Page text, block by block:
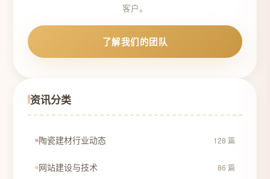
客户。
了解我们的团队
资讯分类
陶瓷建材行业动态 128 篇
网站建设与技术 86 篇